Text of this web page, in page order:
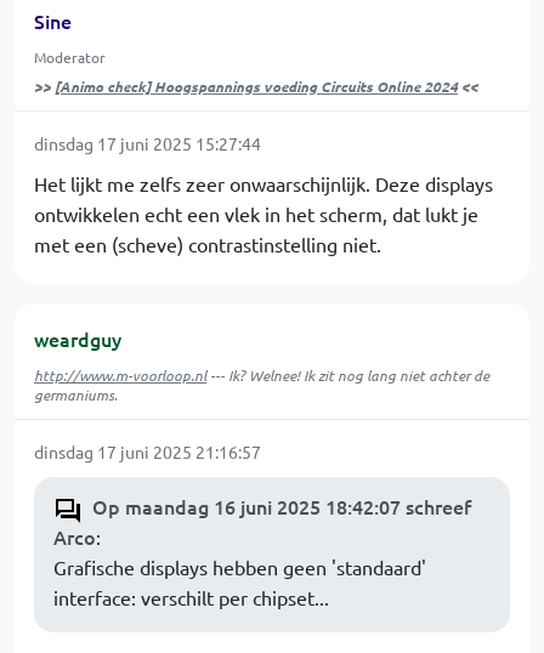
Sine
Moderator
>> [Animo check] Hoogspannings voeding Circuits Online 2024<<
dinsdag 17 juni 2025 15:27:44
Het lijkt me zelfs zeer onwaarschijnlijk. Deze displays
ontwikkelen echt een vlek in het scherm, dat lukt je
met een (scheve) contrastinstelling niet.
weardguy
http://www.m-voorloop.nl--- Ik? Welnee! Ik zit nog lang niet achter de
germaniums.
dinsdag 17 juni 2025 21:16:57
Op maandag 16 juni 2025 18:42:07 schreef
Arco:
Grafische displays hebben geen 'standaard'
interface: verschilt per chipset...